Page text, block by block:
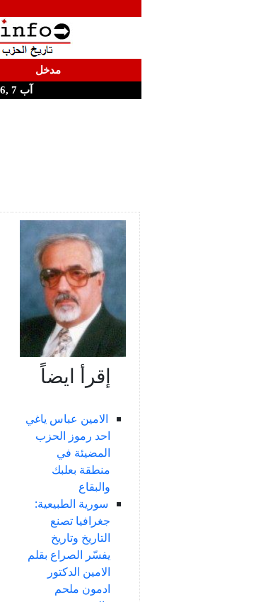
مدخل
آب 7 ,2026
إقرأ ايضاً
الامين عباس ياغي
احد رموز الحزب
المضيئة في
منطقة بعلبك
والبقاع
سورية الطبيعية:
جغرافيا تصنع
التاريخ وتاريخ
يفسّر الصراع بقلم
الامين الدكتور
ادمون ملحم